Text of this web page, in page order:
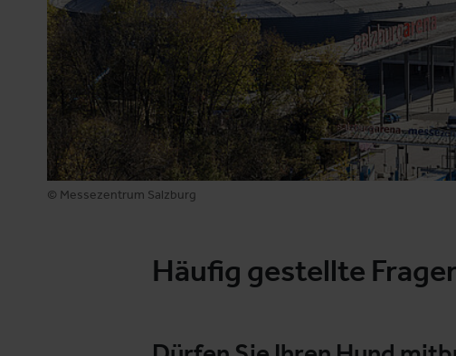
© Messezentrum Salzburg
Häufig gestellte